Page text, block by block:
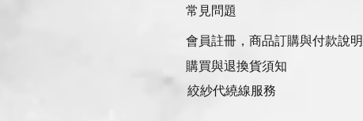
常見問題
會員註冊，商品訂購與付款說明
購買與退換貨須知
絞紗代繞線服務